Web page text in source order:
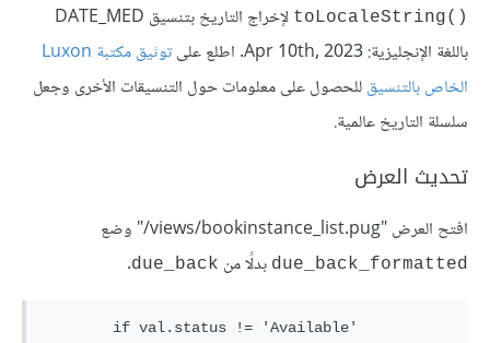
toLocaleString()‎
لإخراج التاريخ بتنسيق DATE_MED
باللغة الإنجليزية: Apr 10th, 2023. اطلع على
توثيق مكتبة Luxon
الخاص بالتنسيقللحصول على معلومات حول التنسيقات الأخرى وجعل
سلسلة التاريخ عالمية.
تحديث العرض
افتح العرض "‎/views/bookinstance_list.pug" وضع
due_back_formatted بدلًا من due_back
.